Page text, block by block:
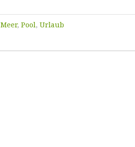
Meer, Pool, Urlaub